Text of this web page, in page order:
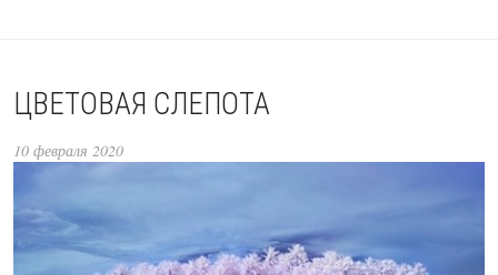
ЦВЕТОВАЯ СЛЕПОТА
10 февраля 2020